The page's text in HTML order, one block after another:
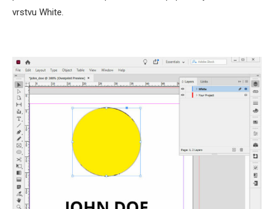
vrstvu White.